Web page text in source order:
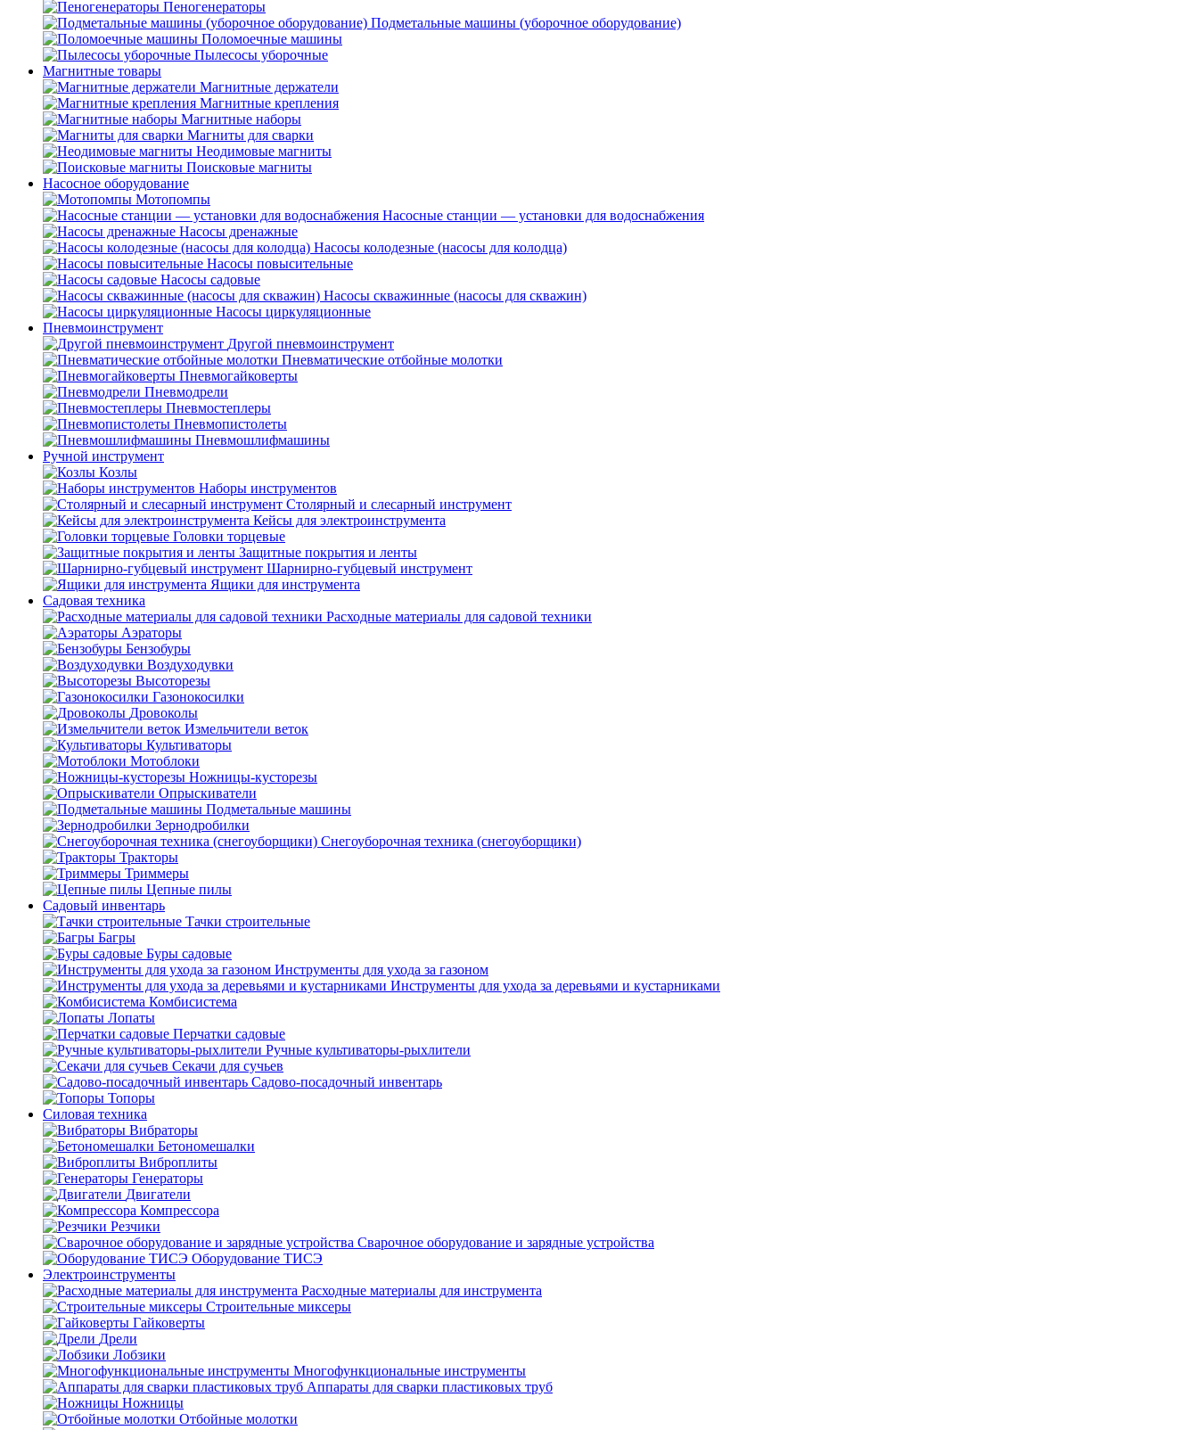
Пеногенераторы
Подметальные машины (уборочное оборудование)
Поломоечные машины
Пылесосы уборочные
Магнитные товары
Магнитные держатели
Магнитные крепления
Магнитные наборы
Магниты для сварки
Неодимовые магниты
Поисковые магниты
Насосное оборудование
Мотопомпы
Насосные станции — установки для водоснабжения
Насосы дренажные
Насосы колодезные (насосы для колодца)
Насосы повысительные
Насосы садовые
Насосы скважинные (насосы для скважин)
Насосы циркуляционные
Пневмоинструмент
Другой пневмоинструмент
Пневматические отбойные молотки
Пневмогайковерты
Пневмодрели
Пневмостеплеры
Пневмопистолеты
Пневмошлифмашины
Ручной инструмент
Козлы
Наборы инструментов
Столярный и слесарный инструмент
Кейсы для электроинструмента
Головки торцевые
Защитные покрытия и ленты
Шарнирно-губцевый инструмент
Ящики для инструмента
Садовая техника
Расходные материалы для садовой техники
Аэраторы
Бензобуры
Воздуходувки
Высоторезы
Газонокосилки
Дровоколы
Измельчители веток
Культиваторы
Мотоблоки
Ножницы-кусторезы
Опрыскиватели
Подметальные машины
Зернодробилки
Снегоуборочная техника (снегоуборщики)
Тракторы
Триммеры
Цепные пилы
Садовый инвентарь
Тачки строительные
Багры
Буры садовые
Инструменты для ухода за газоном
Инструменты для ухода за деревьями и кустарниками
Комбисистема
Лопаты
Перчатки садовые
Ручные культиваторы-рыхлители
Секачи для сучьев
Садово-посадочный инвентарь
Топоры
Силовая техника
Вибраторы
Бетономешалки
Виброплиты
Генераторы
Двигатели
Компрессора
Резчики
Сварочное оборудование и зарядные устройства
Оборудование ТИСЭ
Электроинструменты
Расходные материалы для инструмента
Строительные миксеры
Гайковерты
Дрели
Лобзики
Многофункциональные инструменты
Аппараты для сварки пластиковых труб
Ножницы
Отбойные молотки